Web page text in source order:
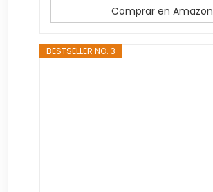
Comprar en Amazon
BESTSELLER NO. 3